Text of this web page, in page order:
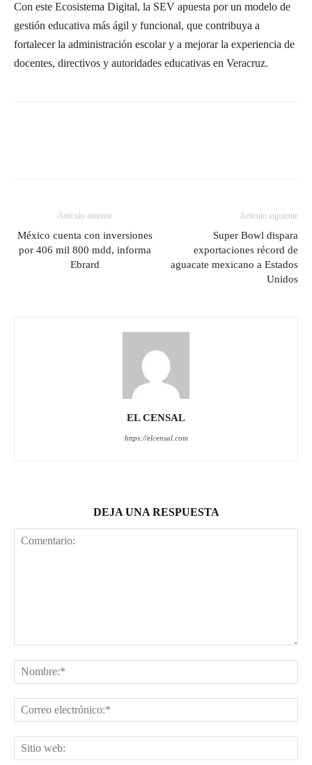
Con este Ecosistema Digital, la SEV apuesta por un modelo de
gestión educativa más ágil y funcional, que contribuya a
fortalecer la administración escolar y a mejorar la experiencia de
docentes, directivos y autoridades educativas en Veracruz.
Artículo anterior
México cuenta con inversiones
por 406 mil 800 mdd, informa
Ebrard
Artículo siguiente
Super Bowl dispara
exportaciones récord de
aguacate mexicano a Estados
Unidos
EL CENSAL
https://elcensal.com
DEJA UNA RESPUESTA